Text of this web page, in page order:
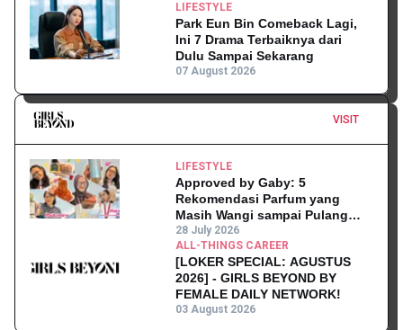
LIFESTYLE
Park Eun Bin Comeback Lagi,
Ini 7 Drama Terbaiknya dari
Dulu Sampai Sekarang
07 August 2026
VISIT
LIFESTYLE
Approved by Gaby: 5
Rekomendasi Parfum yang
Masih Wangi sampai Pulang
Kantor
28 July 2026
ALL-THINGS CAREER
[LOKER SPECIAL: AGUSTUS
2026] - GIRLS BEYOND BY
FEMALE DAILY NETWORK!
03 August 2026